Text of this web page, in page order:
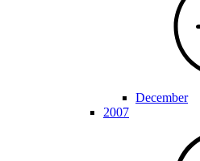
December
2007